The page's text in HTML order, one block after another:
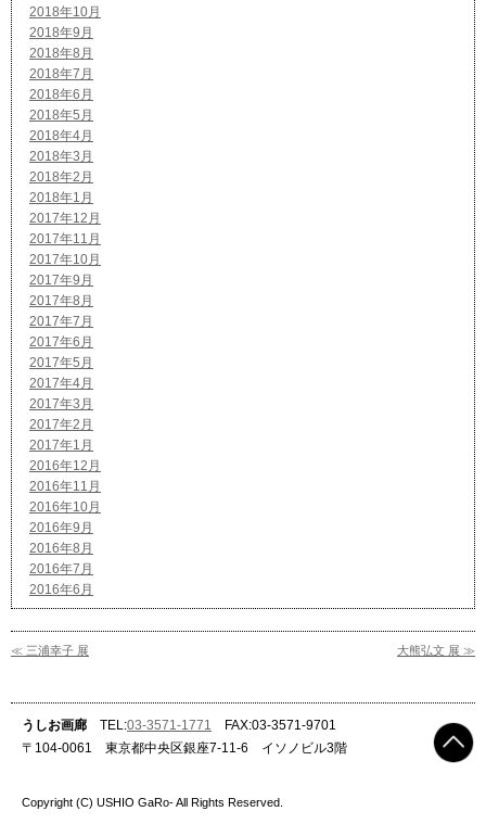
2018年10月
2018年9月
2018年8月
2018年7月
2018年6月
2018年5月
2018年4月
2018年3月
2018年2月
2018年1月
2017年12月
2017年11月
2017年10月
2017年9月
2017年8月
2017年7月
2017年6月
2017年5月
2017年4月
2017年3月
2017年2月
2017年1月
2016年12月
2016年11月
2016年10月
2016年9月
2016年8月
2016年7月
2016年6月
≪ 三浦幸子 展 大熊弘文 展 ≫
うしお画廊 TEL:03-3571-1771 FAX:03-3571-9701
〒104-0061 東京都中央区銀座7-11-6 イソノビル3階
Copyright (C) USHIO GaRo- All Rights Reserved.